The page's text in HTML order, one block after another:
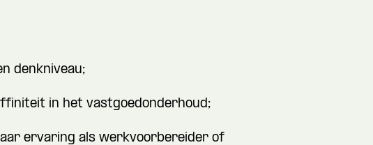
denkniveau;
in het vastgoedonderhoud;
ervaring als werkvoorbereider of